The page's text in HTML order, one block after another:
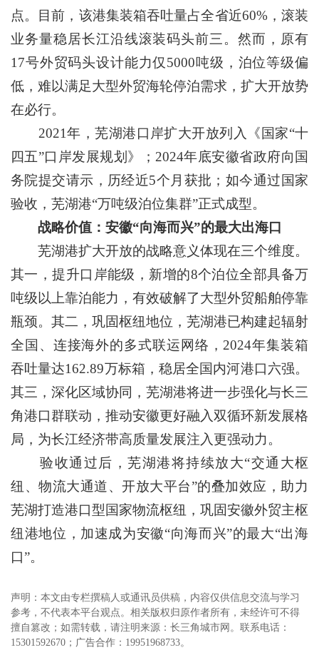
点。目前，该港集装箱吞吐量占全省近60%，滚装
业务量稳居长江沿线滚装码头前三。然而，原有
17号外贸码头设计能力仅5000吨级，泊位等级偏
低，难以满足大型外贸海轮停泊需求，扩大开放势
在必行。
2021年，芜湖港口岸扩大开放列入《国家“十
四五”口岸发展规划》；2024年底安徽省政府向国
务院提交请示，历经近5个月获批；如今通过国家
验收，芜湖港“万吨级泊位集群”正式成型。
战略价值：安徽“向海而兴”的最大出海口
芜湖港扩大开放的战略意义体现在三个维度。
其一，提升口岸能级，新增的8个泊位全部具备万
吨级以上靠泊能力，有效破解了大型外贸船舶停靠
瓶颈。其二，巩固枢纽地位，芜湖港已构建起辐射
全国、连接海外的多式联运网络，2024年集装箱
吞吐量达162.89万标箱，稳居全国内河港口六强。
其三，深化区域协同，芜湖港将进一步强化与长三
角港口群联动，推动安徽更好融入双循环新发展格
局，为长江经济带高质量发展注入更强动力。
验收通过后，芜湖港将持续放大“交通大枢
纽、物流大通道、开放大平台”的叠加效应，助力
芜湖打造港口型国家物流枢纽，巩固安徽外贸主枢
纽港地位，加速成为安徽“向海而兴”的最大“出海
口”。
声明：本文由专栏撰稿人或通讯员供稿，内容仅供信息交流与学习
参考，不代表本平台观点。相关版权归原作者所有，未经许可不得
擅自篡改；如需转载，请注明来源：长三角城市网。联系电话：
15301592670；广告合作：19951968733。